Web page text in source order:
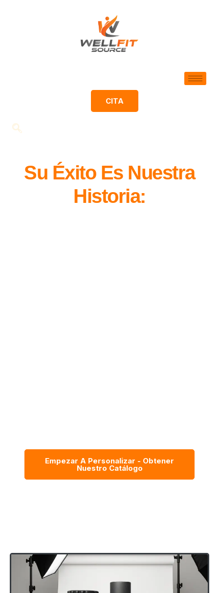
CITA
Su Éxito Es Nuestra
Historia:
Empezar A Personalizar - Obtener
Nuestro Catálogo